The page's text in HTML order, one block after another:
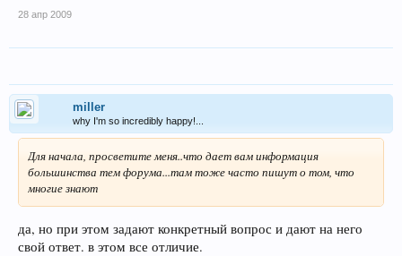
28 апр 2009
miller
why I'm so incredibly happy!...
Для начала, просветите меня..что дает вам информация
большинства тем форума...там тоже часто пишут о том, что
многие знают
да, но при этом задают конкретный вопрос и дают на него
свой ответ. в этом все отличие.